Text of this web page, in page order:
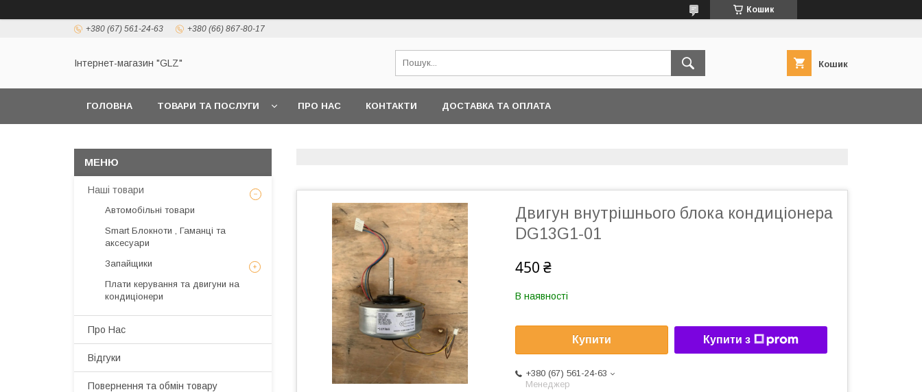
Кошик
+380 (67) 561-24-63 +380 (66) 867-80-17
Інтернет-магазин "GLZ" Кошик
ГОЛОВНА ТОВАРИ ТА ПОСЛУГИ ПРО НАС КОНТАКТИ ДОСТАВКА ТА ОПЛАТА
Двигун внутрішнього блока кондиціонера
DG13G1-01
450 ₴
В наявності
Купити Купити з
+380 (67) 561-24-63
Менеджер
Наші товари
Автомобільні товари
Smart Блокноти , Гаманці та
аксесуари
Запайщики
Плати керування та двигуни на
кондиціонери
Про Нас
Відгуки
Повернення та обмін товару